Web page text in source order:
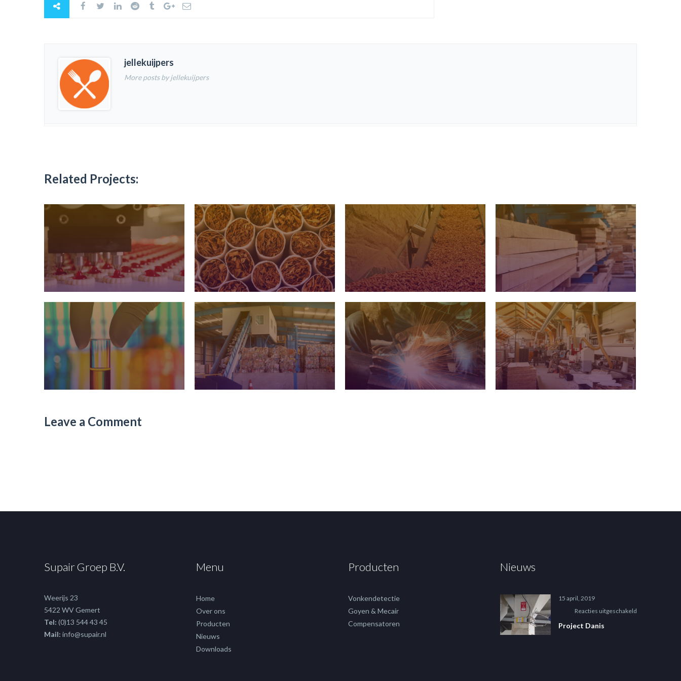
jellekuijpers
More posts by jellekuijpers
Related Projects:
Leave a Comment
Supair Groep B.V.
Weerijs 23
5422 WV Gemert
Tel: (0)13 544 43 45
Mail: info@supair.nl
Menu
Home
Over ons
Producten
Nieuws
Downloads
Producten
Vonkendetectie
Goyen & Mecair
Compensatoren
Nieuws
15 april, 2019
Reacties uitgeschakeld
Project Danis